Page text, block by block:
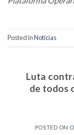
Posted inNotícias
Luta
de todos
POSTED ON